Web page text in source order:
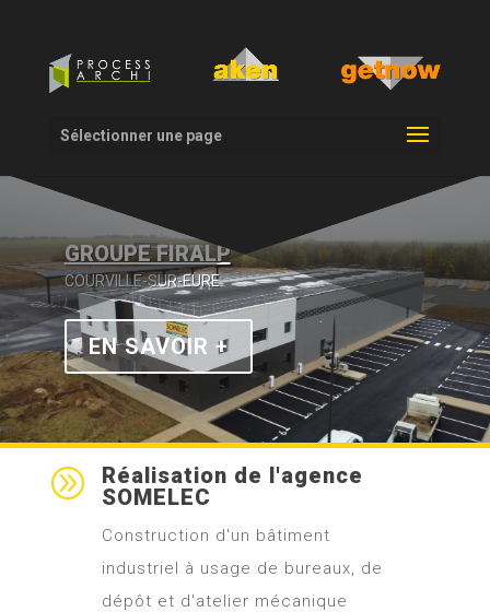
Sélectionner une page
GROUPE FIRALP
COURVILLE-SUR-EURE
EN SAVOIR +
A
Réalisation de l'agence
SOMELEC
Construction d'un bâtiment
industriel à usage de bureaux, de
dépôt et d'atelier mécanique